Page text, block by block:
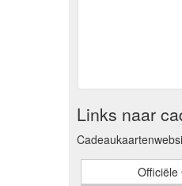
Links naar
Officiële